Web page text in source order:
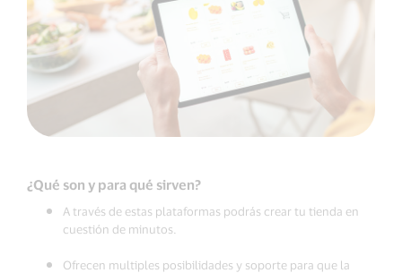
¿Qué son y para qué sirven?
A través de estas plataformas podrás crear tu tienda en
cuestión de minutos.
Ofrecen multiples posibilidades y soporte para que la